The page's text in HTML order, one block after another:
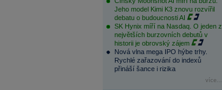
Jeho model Kimi K3 znovu rozvířil
debatu o budoucnosti AI
SK Hynix míří na Nasdaq. O jeden z
největších burzovních debutů v
historii je obrovský zájem
Nová vlna mega IPO hýbe trhy.
Rychlé zařazování do indexů
přináší šance i rizika
více...